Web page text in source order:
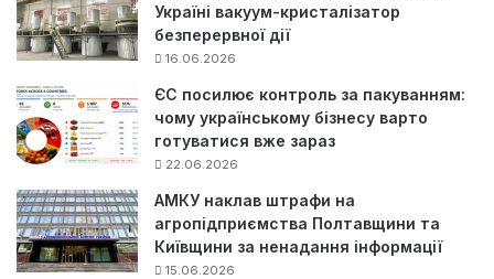
Україні вакуум-кристалізатор
безперервної дії
16.06.2026
ЄС посилює контроль за пакуванням:
чому українському бізнесу варто
готуватися вже зараз
22.06.2026
АМКУ наклав штрафи на
агропідприємства Полтавщини та
Київщини за ненадання інформації
15.06.2026